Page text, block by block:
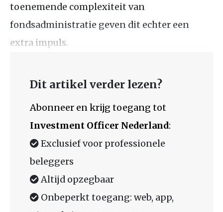
toenemende complexiteit van
fondsadministratie geven dit echter een
extra impuls.
Dit artikel verder lezen?
Abonneer en krijg toegang tot
Investment Officer Nederland:
Exclusief voor professionele
beleggers
Altijd opzegbaar
Onbeperkt toegang: web, app,